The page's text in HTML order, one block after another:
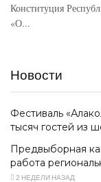
Конституция
«О...
Новости
Фестиваль
тысяч гостей из
Предвыборная
работа
2 НЕДЕЛИ НАЗАД